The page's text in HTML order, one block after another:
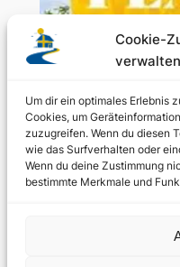
Cookie-
verwalten
Um dir ein optimales Erlebnis
Cookies, um
zuzugreifen. Wenn du diesen
wie das Surfverhalten oder
Wenn du deine Zustimmung
bestimmte Merkmale und